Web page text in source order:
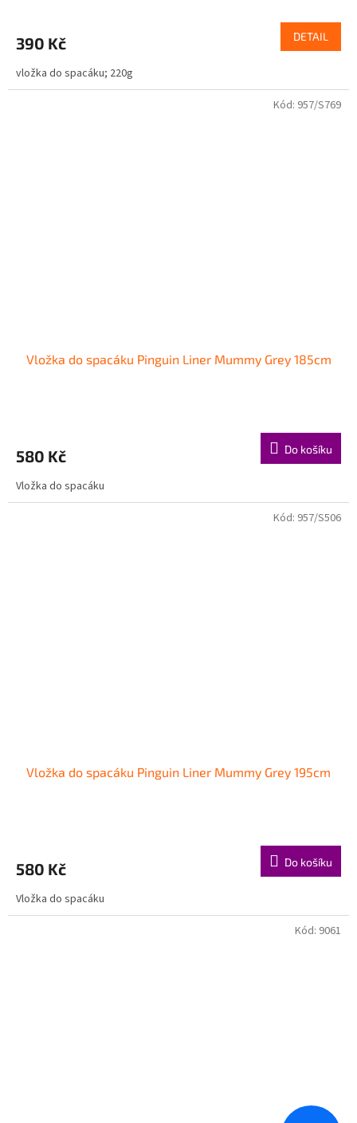
390 Kč DETAIL
vložka do spacáku; 220g
Vložka do spacáku Pinguin Liner Mummy Grey 185cm
580 Kč Do košíku
Vložka do spacáku
Kód: 957/S769
Vložka do spacáku Pinguin Liner Mummy Grey 195cm
580 Kč Do košíku
Vložka do spacáku
Kód: 957/S506
Kód: 9061